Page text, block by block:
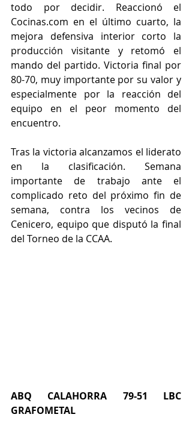
todo por decidir. Reaccionó el
Cocinas.com en el último cuarto, la
mejora defensiva interior corto la
producción visitante y retomó el
mando del partido. Victoria final por
80-70, muy importante por su valor y
especialmente por la reacción del
equipo en el peor momento del
encuentro.
Tras la victoria alcanzamos el liderato
en la clasificación. Semana
importante de trabajo ante el
complicado reto del próximo fin de
semana, contra los vecinos de
Cenicero, equipo que disputó la final
del Torneo de la CCAA.
ABQ CALAHORRA 79-51 LBC
GRAFOMETAL